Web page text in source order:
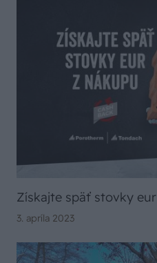
Získajte späť stovky
3. apríla 2023